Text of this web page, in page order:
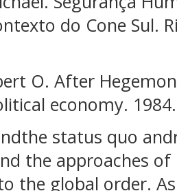
do Cone Sul.
O. After
economy. 1984.
status quo
the approaches of
the global order.